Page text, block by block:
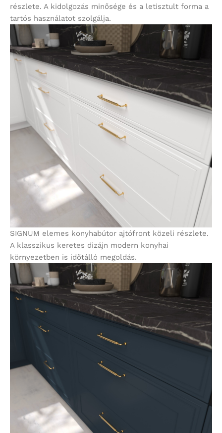
részlete. A kidolgozás minősége és a letisztult forma a
tartós használatot szolgálja.
SIGNUM elemes konyhabútor ajtófront közeli részlete.
A klasszikus keretes dizájn modern konyhai
környezetben is időtálló megoldás.